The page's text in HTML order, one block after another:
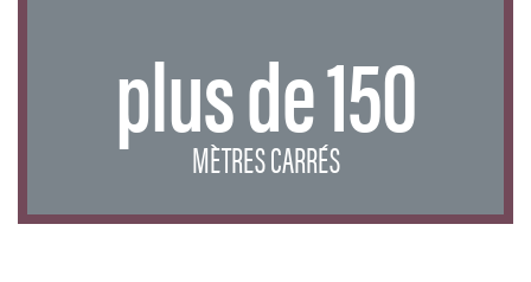
plus de 150
MÈTRES CARRÉS